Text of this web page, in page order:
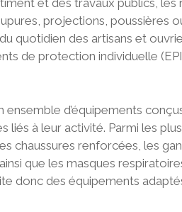
et des travaux publics,
projections, poussières
quotidien des artisans et
de protection individuelle
ensemble d’équipements
liés à leur activité. Parmi les
chaussures renforcées, les
que les masques
donc des équipements